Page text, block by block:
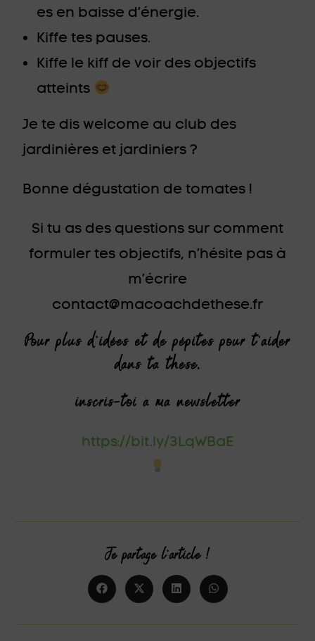
es en baisse d’énergie.
Kiffe tes pauses.
Kiffe le kiff de voir des objectifs
atteints
Je te dis welcome au club des
jardinières et jardiniers ?
Bonne dégustation de tomates !
Si tu as des questions sur comment
formuler tes objectifs, n’hésite pas à
m’écrire
contact@macoachdethese.fr
Pour plus d’idées et de pépites pour t’aider
dans ta thèse,
inscris-toi à ma newsletter
https://bit.ly/3LqWBaE
Je partage l'article !